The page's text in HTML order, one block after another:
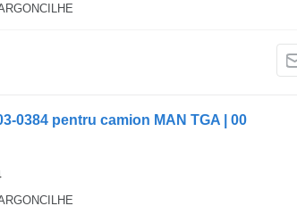
0384 pentru camion MAN TGA | 00